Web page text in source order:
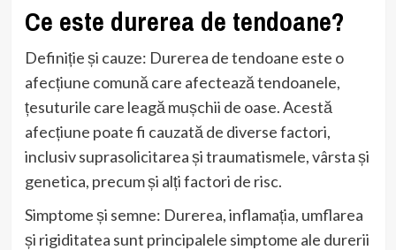
Ce este durerea de tendoane?
Definiție și cauze: Durerea de tendoane este o
afecțiune comună care afectează tendoanele,
țesuturile care leagă mușchii de oase. Acestă
afecțiune poate fi cauzată de diverse factori,
inclusiv suprasolicitarea și traumatismele, vârsta și
genetica, precum și alți factori de risc.
Simptome și semne: Durerea, inflamația, umflarea
și rigiditatea sunt principalele simptome ale durerii